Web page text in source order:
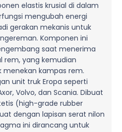
elastis krusial di dalam
mengubah energi
gerakan mekanis untuk
Komponen ini
saat menerima
rem, yang kemudian
kampas rem.
unit truk Eropa seperti
Volvo, dan Scania. Dibuat
(high-grade rubber
dengan lapisan serat nilon
ini dirancang untuk